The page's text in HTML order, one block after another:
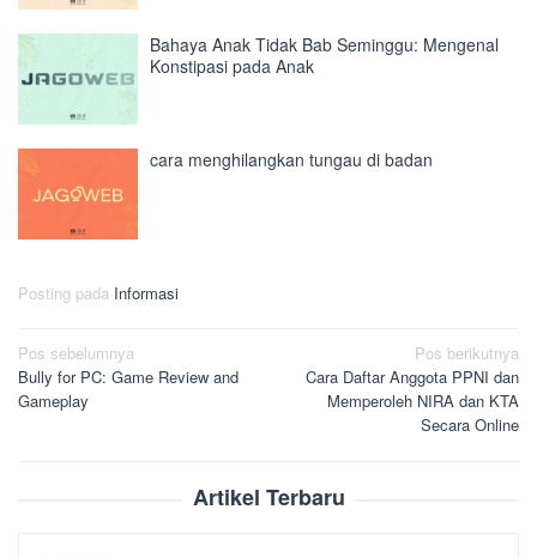
Bahaya Anak Tidak Bab Seminggu: Mengenal
Konstipasi pada Anak
cara menghilangkan tungau di badan
Posting pada Informasi
Navigasi
pos
Pos sebelumnya
Bully for PC: Game Review and
Gameplay
Pos berikutnya
Cara Daftar Anggota PPNI dan
Memperoleh NIRA dan KTA
Secara Online
Artikel Terbaru